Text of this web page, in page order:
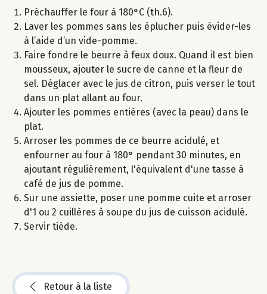
Préchauffer le four à 180°C (th.6).
Laver les pommes sans les éplucher puis évider-les
à l’aide d’un vide-pomme.
Faire fondre le beurre à feux doux. Quand il est bien
mousseux, ajouter le sucre de canne et la fleur de
sel. Déglacer avec le jus de citron, puis verser le tout
dans un plat allant au four.
Ajouter les pommes entières (avec la peau) dans le
plat.
Arroser les pommes de ce beurre acidulé, et
enfourner au four à 180° pendant 30 minutes, en
ajoutant régulièrement, l'équivalent d'une tasse à
café de jus de pomme.
Sur une assiette, poser une pomme cuite et arroser
d'1 ou 2 cuillères à soupe du jus de cuisson acidulé.
Servir tiède.
Retour à la liste